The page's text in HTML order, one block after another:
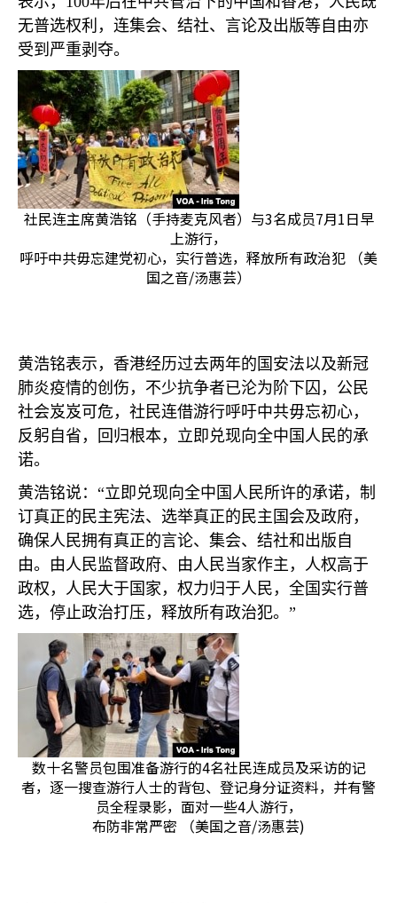
无普选权利，连集会、结社、言论及出版等自由亦
受到严重剥夺。
社民连主席黄浩铭（手持麦克风者）与3名成员7月1日早
上游行，
呼吁中共毋忘建党初心，实行普选，释放所有政治犯 （美
国之音/汤惠芸）
黄浩铭表示，香港经历过去两年的国安法以及新冠
肺炎疫情的创伤，不少抗争者已沦为阶下囚，公民
社会岌岌可危，社民连借游行呼吁中共毋忘初心，
反躬自省，回归根本，立即兑现向全中国人民的承
诺。
黄浩铭说：“立即兑现向全中国人民所许的承诺，制
订真正的民主宪法、选举真正的民主国会及政府，
确保人民拥有真正的言论、集会、结社和出版自
由。由人民监督政府、由人民当家作主，人权高于
政权，人民大于国家，权力归于人民，全国实行普
选，停止政治打压，释放所有政治犯。”
数十名警员包围准备游行的4名社民连成员及采访的记
者，逐一搜查游行人士的背包、登记身分证资料，并有警
员全程录影，面对一些4人游行，
布防非常严密 （美国之音/汤惠芸)